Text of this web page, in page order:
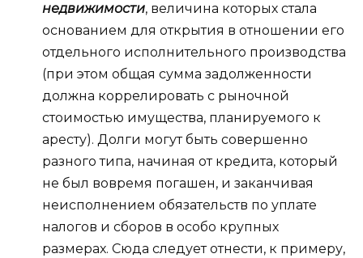
недвижимости, величина которых стала
основанием для открытия в отношении его
отдельного исполнительного производства
(при этом общая сумма задолженности
должна коррелировать с рыночной
стоимостью имущества, планируемого к
аресту). Долги могут быть совершенно
разного типа, начиная от кредита, который
не был вовремя погашен, и заканчивая
неисполнением обязательств по уплате
налогов и сборов в особо крупных
размерах. Сюда следует отнести, к примеру,